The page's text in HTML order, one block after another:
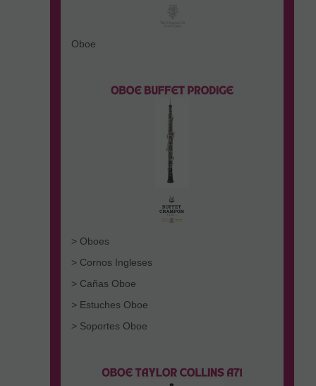
Oboe
> Oboes
> Cornos Ingleses
> Cañas Oboe
> Estuches Oboe
> Soportes Oboe